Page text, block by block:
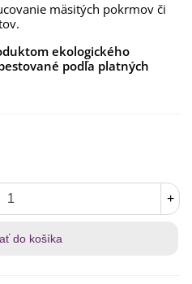
mäsitých pokrmov či
ekologického
podľa platných
+
do košíka